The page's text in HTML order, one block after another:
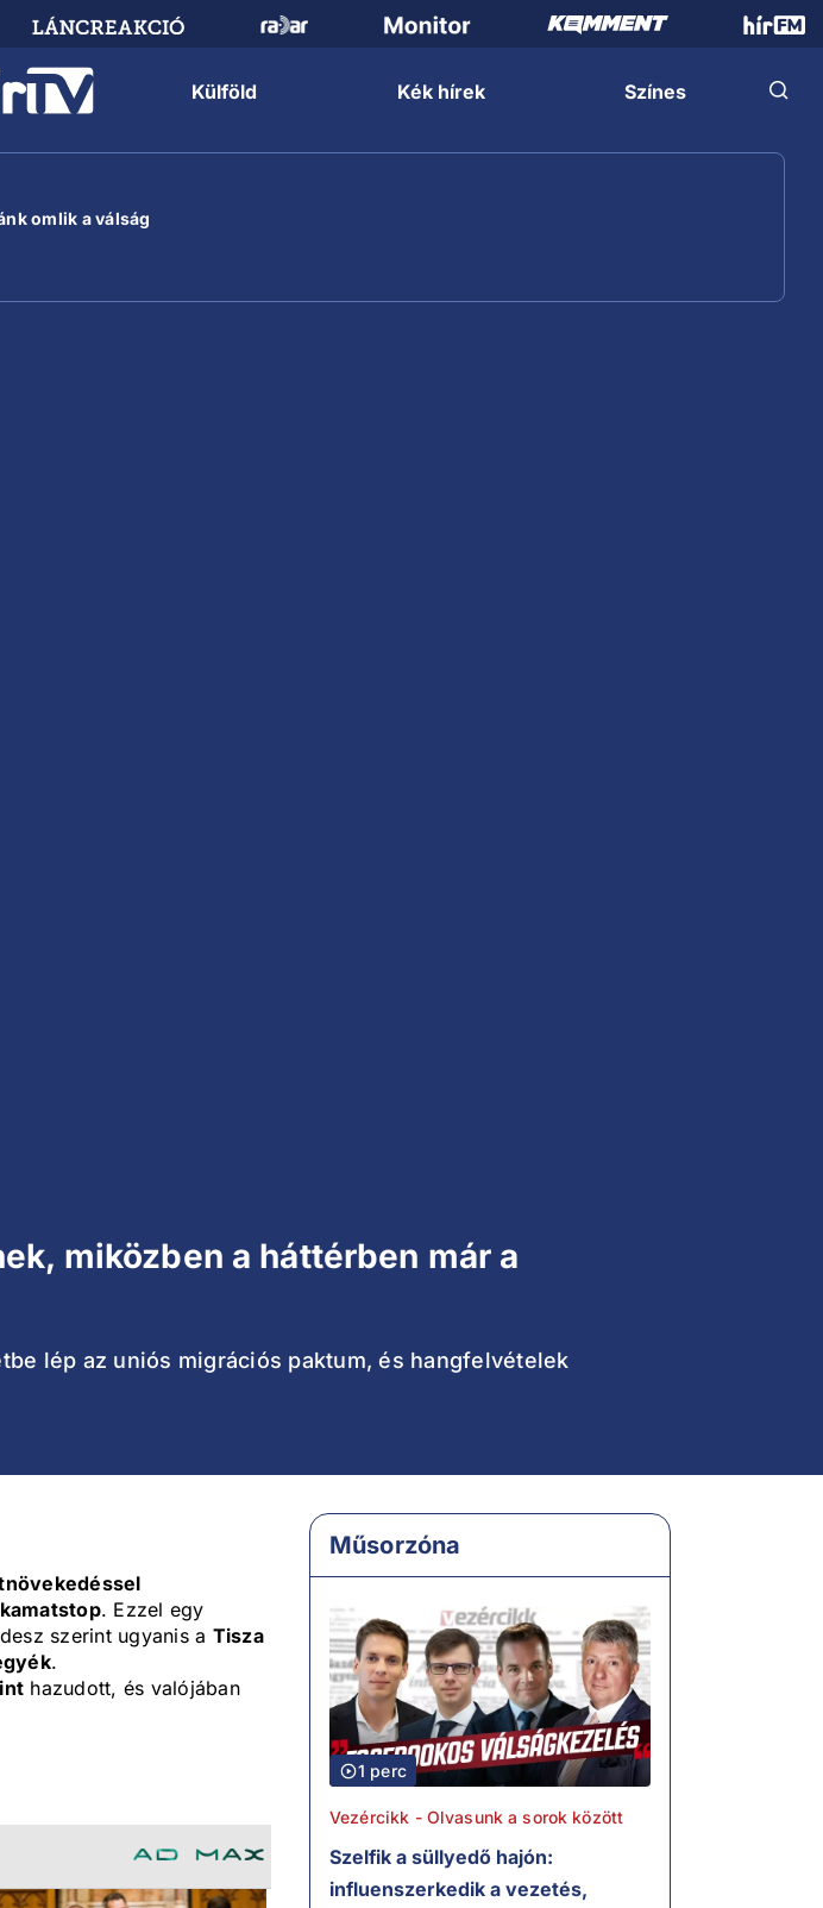
Külföld Kék hírek Színes
omlik a válság
miközben a háttérben már a
lép az uniós migrációs paktum, és hangfelvételek
kamatstop. Ezzel egy
szerint ugyanis a Tisza
.
hazudott, és valójában
Műsorzóna
1 perc
Vezércikk - Olvasunk a sorok között
Szelfik a süllyedő hajón:
influenszerkedik a vezetés,